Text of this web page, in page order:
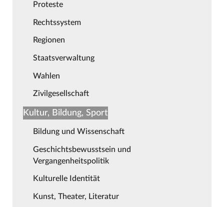
Proteste
Rechtssystem
Regionen
Staatsverwaltung
Wahlen
Zivilgesellschaft
Kultur, Bildung, Sport
Bildung und Wissenschaft
Geschichtsbewusstsein und
Vergangenheitspolitik
Kulturelle Identität
Kunst, Theater, Literatur